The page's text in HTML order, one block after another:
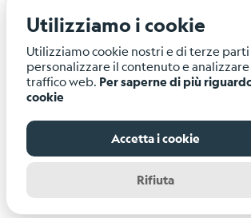
Utilizziamo i cookie
Utilizziamo cookie nostri e di terze
personalizzare il contenuto e analizzare
traffico web. Per saperne di più
cookie
Accetta i cookie
Rifiuta